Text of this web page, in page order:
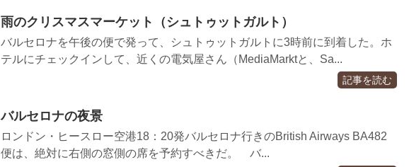
雨のクリスマスマーケット（シュトゥットガルト）
バルセロナを午後の便で発って、シュトゥットガルトに3時前に到着した。ホ
テルにチェックインして、近くの電気屋さん（MediaMarktと、Sa...
記事を読む
バルセロナの夜景
ロンドン・ヒースロー空港18：20発バルセロナ行きのBritish Airways BA482
便は、絶対に右側の窓側の席を予約すべきだ。 バ...